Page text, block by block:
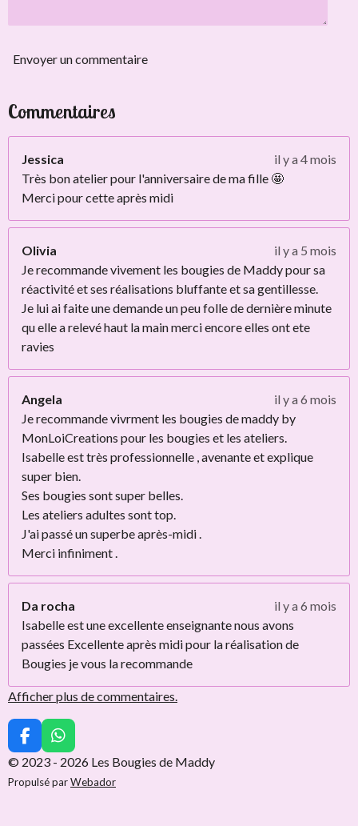
Envoyer un commentaire
Commentaires
Jessica
il y a 4 mois
Très bon atelier pour l'anniversaire de ma fille 🤩
Merci pour cette après midi
Olivia
il y a 5 mois
Je recommande vivement les bougies de Maddy pour sa
réactivité et ses réalisations bluffante et sa gentillesse.
Je lui ai faite une demande un peu folle de dernière minute
qu elle a relevé haut la main merci encore elles ont ete
ravies
Angela
il y a 6 mois
Je recommande vivrment les bougies de maddy by
MonLoiCreations pour les bougies et les ateliers.
Isabelle est très professionnelle , avenante et explique
super bien.
Ses bougies sont super belles.
Les ateliers adultes sont top.
J'ai passé un superbe après-midi .
Merci infiniment .
Da rocha
il y a 6 mois
Isabelle est une excellente enseignante nous avons
passées Excellente après midi pour la réalisation de
Bougies je vous la recommande
Afficher plus de commentaires.
F
a
e
W
h
t
© 2023 - 2026 Les Bougies de Maddy
Propulsé parWebador